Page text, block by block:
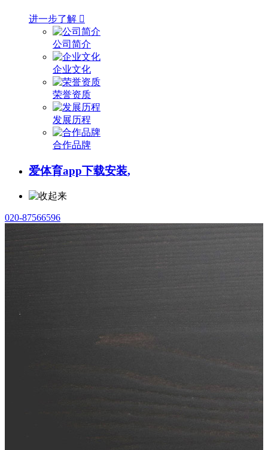
进一步了解 
公司简介
企业文化
荣誉资质
发展历程
合作品牌
爱体育app下载安装,
020-87566596